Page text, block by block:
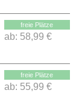
freie Plätze
ab: 58,99 €
freie Plätze
ab: 55,99 €